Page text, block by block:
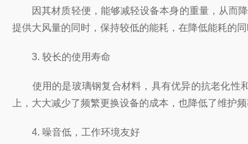
因其材质轻便，能够减轻设备本身的重量，从而降
提供大风量的同时，保持较低的能耗，在降低能耗的
3. 较长的使用寿命
使用的是玻璃钢复合材料，具有优异的抗老化性和
上，大大减少了频繁更换设备的成本，也降低了维护频
4. 噪音低，工作环境友好